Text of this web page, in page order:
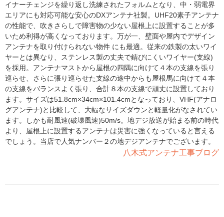
イナーチェンジを繰り返し洗練されたフォルムとなり、中・弱電界
エリアにも対応可能な安心のDXアンテナ社製。UHF20素子アンテナ
の性能で、吹きさらしで障害物の少ない屋根上に設置することが多
いため利得が高くなっております。万が一、壁面や屋内でデザイン
アンテナを取り付けられない物件 にも最適。従来の鉄製の太いワイ
ヤーとは異なり、ステンレス製の丈夫で錆びにくいワイヤー(支線)
を採用。アンテナマストから屋根の四隅に向けて４本の支線を張り
巡らせ、さらに張り巡らせた支線の途中からも屋根馬に向けて４本
の支線をバランスよく張り、合計８本の支線で頑丈に設置しており
ます。サイズは51.8cm×34cm×101.4cmとなっており、VHF(アナロ
グアンテナ)と比較して、大幅なサイズダウンと軽量化がなされてい
ます。しかも耐風速(破壊風速)50m/s。地デジ放送が始まる前の時代
より、屋根上に設置するアンテナは災害に強くなっていると言える
でしょう。当店で人気ナンバー２の地デジアンテナでございます。
八木式アンテナ工事ブログ